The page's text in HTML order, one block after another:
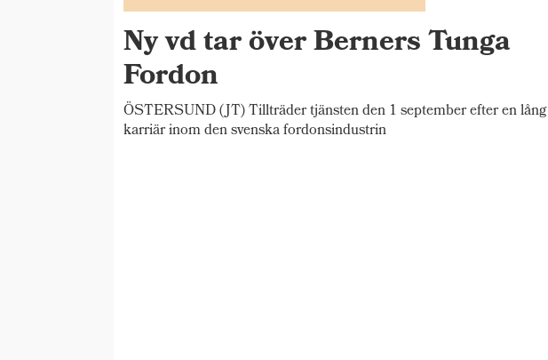
Ny vd tar över Berners Tunga
Fordon
ÖSTERSUND (JT) Tillträder tjänsten den 1 september efter en lång
karriär inom den svenska fordonsindustrin